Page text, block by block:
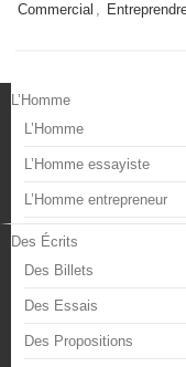
Commercial ,
L’Homme
L’Homme
L’Homme essayiste
L’Homme entrepreneur
Des Écrits
Des Billets
Des Essais
Des Propositions